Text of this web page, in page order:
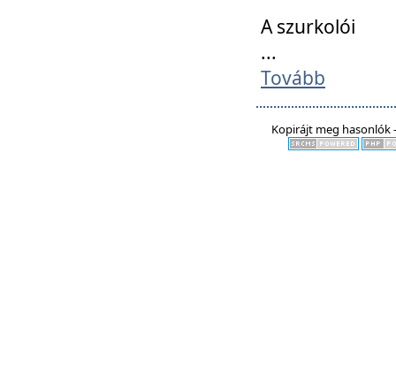
A szurkolói
...
Tovább
Kopirájt meg hasonlók